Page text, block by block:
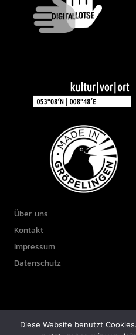
Über uns
Kontakt
Impressum
Datenschutz
Diese Website benutzt